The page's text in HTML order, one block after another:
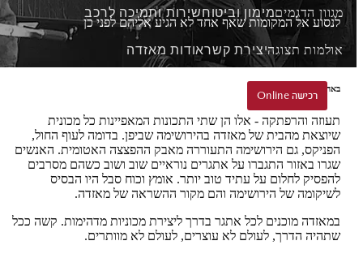
מגוון הדגמיםמימון וביטוחשירות ותמיכה לרכב
אולמות תצוגהיצירת קשראודות מאזדה
רכישה Online
לנסוע אל המקומות שאף אחד לא הגיע אליהם לפני כן
באהבה ובאומץ מהירושימה
תעוזה והרפתקה - אלו הן שתי התכונות המאפיינות כל מכונית
שיוצאת מהבית של מאזדה בהירושימה שביפן. בדומה לעוף החול,
הפניקס, גם הירושימה התעוררה מאבק ההפצצה האטומית. האנשים
שגרו באזור התגברו על אתגרים נוראיים שוב ושוב כשהם מסרבים
להפסיק לחלום על עתיד טוב יותר. אומץ וכוח סבל היו הבסיס
לשיקומה של הירושימה והם מקור ההשראה של מאזדה.
במאזדה מוכנים לכל אתגר בדרך ליצירת מכוניות מדהימות. קשה ככל
שתהיה הדרך, לעולם לא עוצרים, לעולם לא מוותרים.